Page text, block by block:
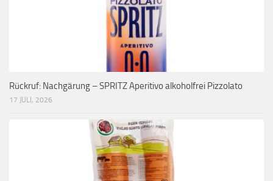
Rückruf: Nachgärung – SPRITZ Aperitivo alkoholfrei Pizzolato
17 JULI, 2026